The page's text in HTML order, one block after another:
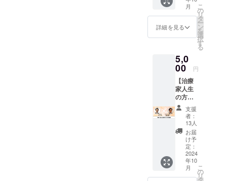
面に
て、支
の上乗
せが可
卒、ご
協力の
ほどよ
ろしく
お願い
します
アカデ
ミー」
消法の
治療技
得でき
るよ
う、11
種類の
サポー
トを
行って
おり、
サポー
トの利
用制限
はなく
利用し
放題で
す。
好きな
タイミ
ングで
始めら
を確認
後、ご
案内を
お送り
いたし
ます。
（登録
後、継
続して
の10ヶ
月とな
りま
す）
「腰痛
アカデ
でも対
応いた
しま
分×1回
・有効
期限：
2025年
3月末ま
で ・受
講方
法：
ZOOM
もしく
はメッ
セン
ジャー
て14年
目の應
治和也
氏。 家
具家の
して子
どもの
頃から
手先を
使うこ
とが得
意だっ
た。 バ
ブル期
から大
阪、東
京の旗
艦ホテ
ルなど
で勤
務。 引
月
詳細を見る
こ
の
リ
タ
ー
ン
を
選
択
す
る
5,0
00 円
【治療
家人生
の方向
転換 坂
戸先生
との対
談】 人
の健康
に関わ
る仕事
をし続
け、緩
消法認
支援
者：
13人
お届
け予
定：
2024
年10
月
こ
の
リ